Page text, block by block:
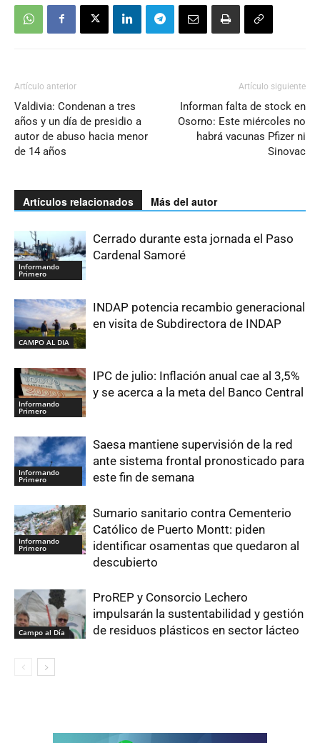
Artículo anterior
Valdivia: Condenan a tres
años y un día de presidio a
autor de abuso hacia menor
de 14 años
Artículo siguiente
Informan falta de stock en
Osorno: Este miércoles no
habrá vacunas Pfizer ni
Sinovac
Artículos relacionados Más del autor
Informando
Primero
Cerrado durante esta jornada el Paso
Cardenal Samoré
CAMPO AL DIA
INDAP potencia recambio generacional
en visita de Subdirectora de INDAP
Informando
Primero
IPC de julio: Inflación anual cae al 3,5%
y se acerca a la meta del Banco Central
Informando
Primero
Saesa mantiene supervisión de la red
ante sistema frontal pronosticado para
este fin de semana
Informando
Primero
Sumario sanitario contra Cementerio
Católico de Puerto Montt: piden
identificar osamentas que quedaron al
descubierto
Campo al Día
ProREP y Consorcio Lechero
impulsarán la sustentabilidad y gestión
de residuos plásticos en sector lácteo